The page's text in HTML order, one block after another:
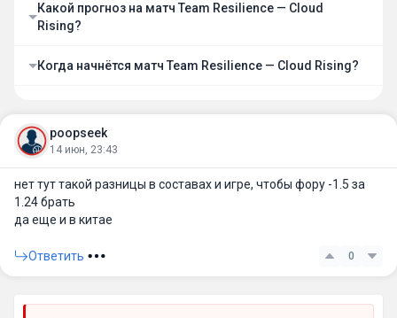
Какой прогноз на матч Team Resilience — Cloud
Rising?
Когда начнётся матч Team Resilience — Cloud Rising?
poopseek
14 июн, 23:43
нет тут такой разницы в составах и игре, чтобы фору -1.5 за
1.24 брать
да еще и в китае
Ответить 0